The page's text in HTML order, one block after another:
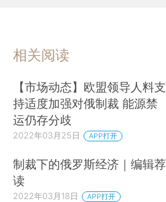
相关阅读
【市场动态】欧盟领导人料支
持适度加强对俄制裁 能源禁
运仍存分歧
2022年03月25日 APP打开
制裁下的俄罗斯经济｜编辑荐
读
2022年03月18日 APP打开